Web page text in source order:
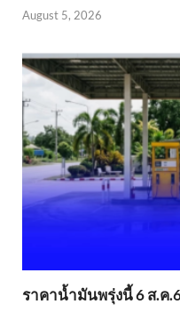
August 5, 2026
ราคาน้ำมันพรุ่งนี้ 6 ส.ค